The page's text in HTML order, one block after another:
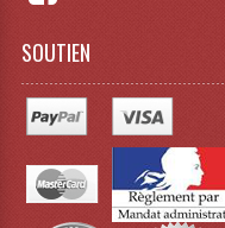
Flight
SOUTIEN